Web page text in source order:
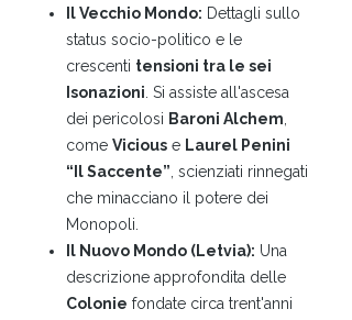
Il Vecchio Mondo: Dettagli sullo
status socio-politico e le
crescenti tensioni tra le sei
Isonazioni . Si assiste all'ascesa
dei pericolosi Baroni Alchem
come Vicious e Laurel Penini
“Il Saccente” , scienziati rinnegati
che minacciano il potere dei
Monopoli.
Il Nuovo Mondo (Letvia): Una
descrizione approfondita delle
Colonie fondate circa trent'anni